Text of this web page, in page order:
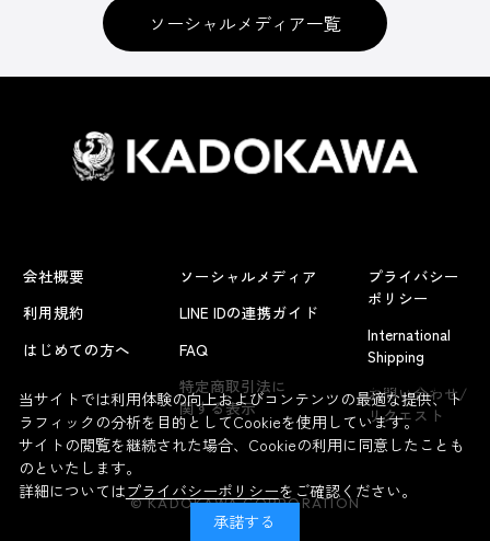
よくあるお問い合わせ
ソーシャルメディア一覧
会社概要
利用規約
はじめての方へ
ソーシャルメディア
LINE IDの連携ガイド
FAQ
特定商取引法に
関する表示
プライバシー
ポリシー
International
Shipping
お問い合わせ/
リクエスト
© KADOKAWA CORPORATION
当サイトでは利用体験の向上およびコンテンツの最適な提供、ト
ラフィックの分析を目的としてCookieを使用しています。
サイトの閲覧を継続された場合、Cookieの利用に同意したことも
のといたします。
詳細についてはプライバシーポリシーをご確認ください。
承諾する